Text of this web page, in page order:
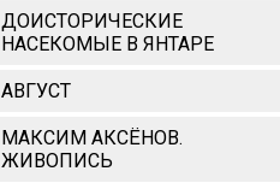
ДОИСТОРИЧЕСКИЕ
НАСЕКОМЫЕ В ЯНТАРЕ
АВГУСТ
МАКСИМ АКСЁНОВ.
ЖИВОПИСЬ